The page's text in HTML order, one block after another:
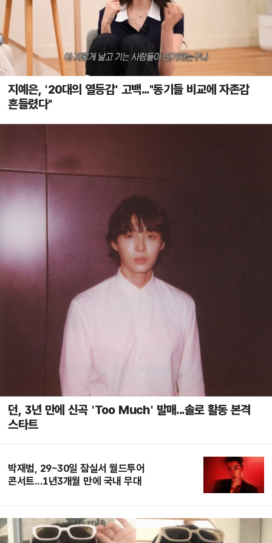
지예은, '20대의 열등감' 고백..."동기들 비교에 자존감
흔들렸다"
던, 3년 만에 신곡 'Too Much' 발매...솔로 활동 본격
스타트
박재범, 29~30일 잠실서 월드투어
콘서트...1년3개월 만에 국내 무대